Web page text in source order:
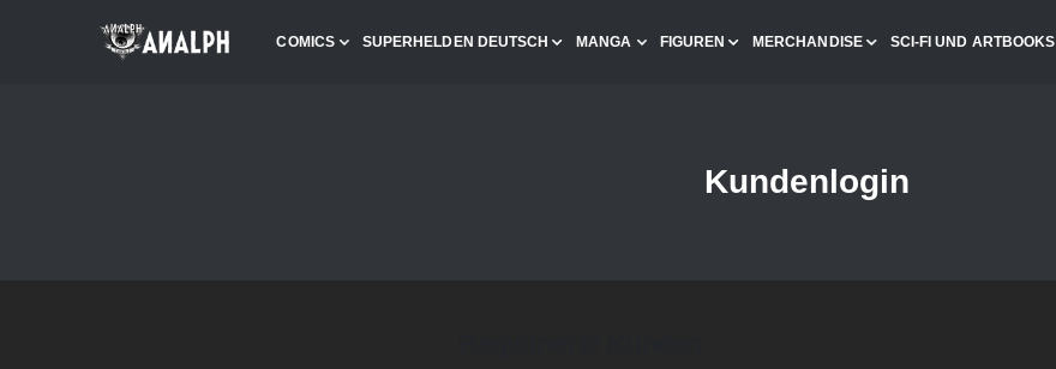
COMICS SUPERHELDEN DEUTSCH MANGA FIGUREN MERCHANDISE SCI-FI UND ARTBOOKS
Kundenlogin